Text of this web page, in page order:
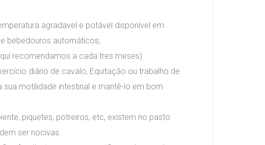
agradavel e potável disponível em
bebedouros automáticos;
recomendamos a cada tres meses)
diário de cavalo, Equitação ou trabalho de
motilidade intestinal e mantê-lo em bom
piquetes, potreiros, etc, existem no pasto
ser nocivas.